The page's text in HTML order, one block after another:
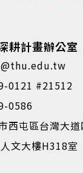
耕計畫辦公室
0121 #21512
0586
西屯區台灣大
文大樓H318室